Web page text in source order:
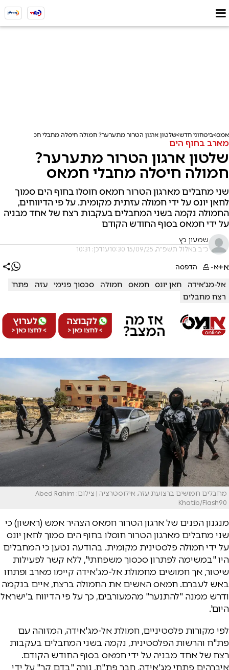
אמס ביטחוני חדש שלטון ארגון הטרור מתערער? חמולה חיסלה מחבלי חמאס
מארב בחוף הים
שלטון ארגון הטרור מתערער?
חמולה חיסלה מחבלי חמאס
שני מחבלים מארגון הטרור חמאס חוסלו בחוף הים סמוך
לחאן יונס על ידי חמולה עזתית מקומית. על פי הדיווחים,
החמולה נקמה בשני המחבלים בעקבות רצח של אחד מבניה
על ידי חמאס בסוף החודש הקודם
שמעון כץ
כ"ב באלול תשפ"ה, 15/09/25 10:30 עודכן: 10:31
א+א- הדפסה
אל-מג'אידה חאן יונס חמאס חמולה סכסוך פנימי עזה
פתח'
רצח מחבלים
מחבלים חמושים ברצועת עזה, אילוסטרציה | צילום: Abed Rahim
Khatib/Flash90
מנגנון הפנים של ארגון הטרור חמאס הצהיר אמש (ראשון) כי
שני מחבלים מארגון הטרור חוסלו בחוף הים סמוך לחאן יונס
על ידי חמולה פלסטינית מקומית. בהודעה נטען כי המחבלים
היו "במשימה לפתרון סכסוך משפחתי", ללא קשר לפעילות
שיטור, אך חמושים מחמולת אל-מג'אידה קיימו מארב ופתחו
באש לעברם. חמאס האשים את החמולה ברצח, איים בנקמה
ודרש ממנה "להתנער" מהמעורבים, כך על פי הדיווח ב'ישראל
היום'.
לפי מקורות פלסטיניים, חמולת אל-מג'אידה, המזוהה עם
פת"ח והרשות הפלסטינית, נקמה בשני המחבלים בעקבות
רצח של אחד מבניה על ידי חמאס בסוף החודש הקודם.
איברהים פתחי מג'אידה, חבר פת"ח, נורה "בדם קר" על ידי